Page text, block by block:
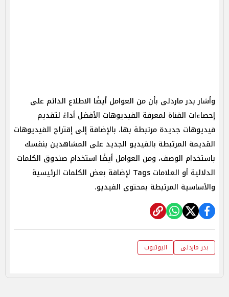
وأشار بدر ماردلى بأن من العوامل أيضًا الاطلاع الدائم على
إحصاءات القناة لمعرفة الفيديوهات الأفضل أداءً لتقديم
فيديوهات جديدة مرتبطة بها، بالإضافة إلى إقتراح الفيديوهات
القديمة المرتبطة بالفيديو الجديد على المشاهدين بنفسك
باستخدام الوصف، ومن العوامل أيضًا استخدام صندوق الكلمات
الدلالية أو العلامات Tags لإضافة بعض الكلمات الرئيسية
والأساسية المرتبطة بمحتوى الفيديو.
بدر ماردلى اليوتيوب